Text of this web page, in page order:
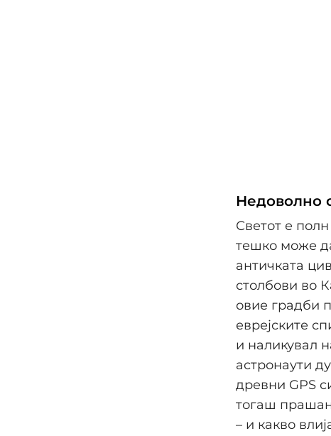
Недоволно
Светот е
тешко може
античката
столбови во
овие градби
еврејските
и наликувал
астронаути
древни GPS
тогаш
– и какво